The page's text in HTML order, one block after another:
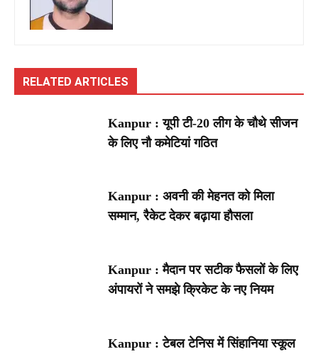
RELATED ARTICLES
Kanpur : यूपी टी-20 लीग के चौथे सीजन
के लिए नौ कमेटियां गठित
Kanpur : अवनी की मेहनत को मिला
सम्मान, रैकेट देकर बढ़ाया हौसला
Kanpur : मैदान पर सटीक फैसलों के लिए
अंपायरों ने समझे क्रिकेट के नए नियम
Kanpur : टेबल टेनिस में सिंहानिया स्कूल